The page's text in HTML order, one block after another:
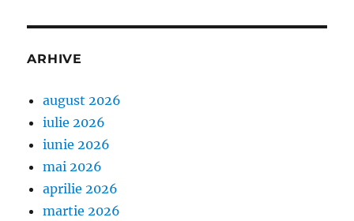
ARHIVE
august 2026
iulie 2026
iunie 2026
mai 2026
aprilie 2026
martie 2026